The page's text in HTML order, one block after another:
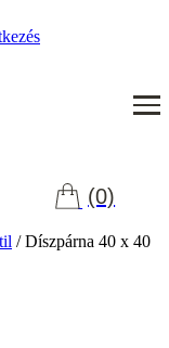
(0)
/Díszpárna 40 x 40